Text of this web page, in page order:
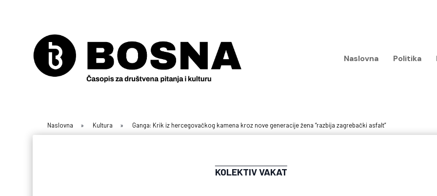
Naslovna Politika
Naslovna » Kultura » Ganga: Krik iz hercegovačkog kamena kroz nove generacije žena “razbija zagrebački asfalt”
KOLEKTIV VAKAT